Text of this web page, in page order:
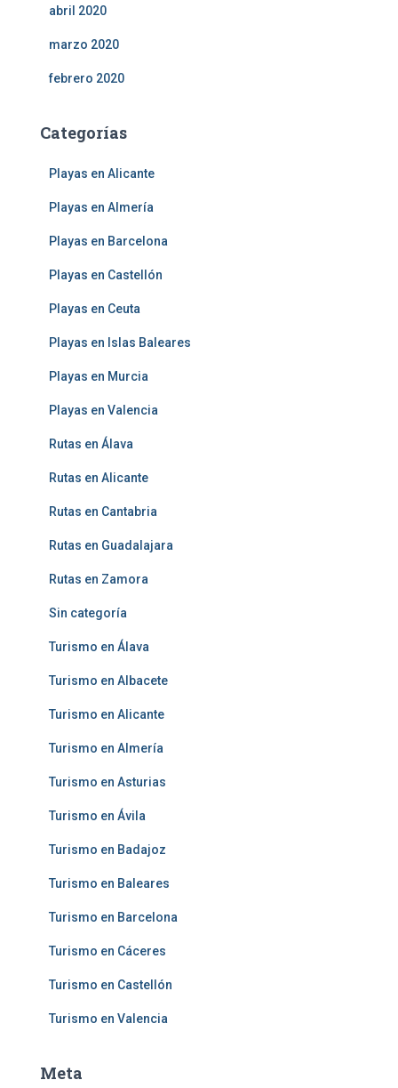
abril 2020
marzo 2020
febrero 2020
Categorías
Playas en Alicante
Playas en Almería
Playas en Barcelona
Playas en Castellón
Playas en Ceuta
Playas en Islas Baleares
Playas en Murcia
Playas en Valencia
Rutas en Álava
Rutas en Alicante
Rutas en Cantabria
Rutas en Guadalajara
Rutas en Zamora
Sin categoría
Turismo en Álava
Turismo en Albacete
Turismo en Alicante
Turismo en Almería
Turismo en Asturias
Turismo en Ávila
Turismo en Badajoz
Turismo en Baleares
Turismo en Barcelona
Turismo en Cáceres
Turismo en Castellón
Turismo en Valencia
Meta